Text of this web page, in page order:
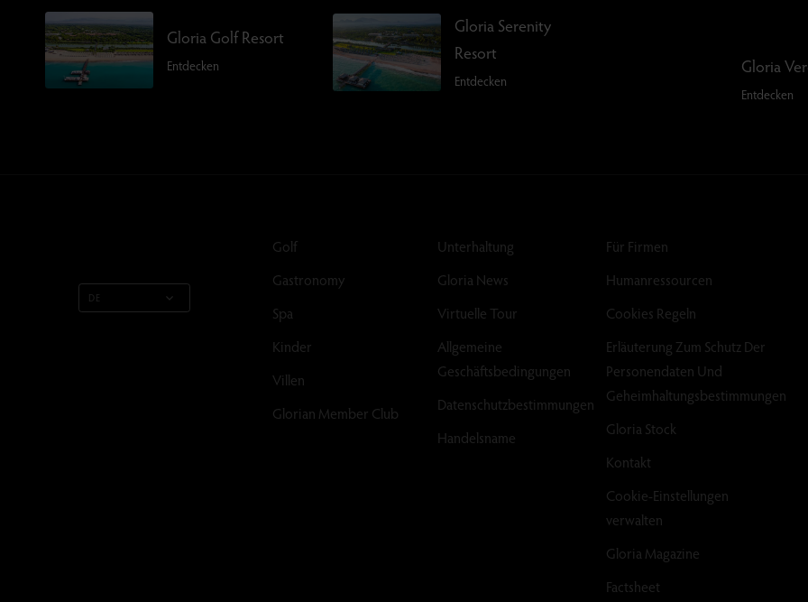
Gloria Golf Resort
Entdecken
Gloria Serenity
Resort
Entdecken
Gloria
Entdecken
DE
Golf
Gastronomy
Spa
Kinder
Villen
Glorian Member Club
Unterhaltung
Gloria News
Virtuelle Tour
Allgemeine
Geschäftsbedingungen
Datenschutzbestimmungen
Handelsname
Für Firmen
Humanressourcen
Cookies Regeln
Erläuterung Zum Schutz Der
Personendaten Und
Geheimhaltungsbestimmungen
Gloria Stock
Kontakt
Cookie-Einstellungen
verwalten
Gloria Magazine
Factsheet